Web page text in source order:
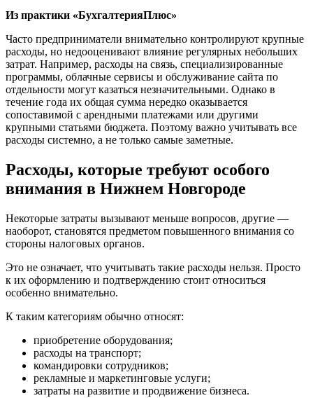
Из практики «БухгалтерияПлюс»
Часто предприниматели внимательно контролируют крупные
расходы, но недооценивают влияние регулярных небольших
затрат. Например, расходы на связь, специализированные
программы, облачные сервисы и обслуживание сайта по
отдельности могут казаться незначительными. Однако в
течение года их общая сумма нередко оказывается
сопоставимой с арендными платежами или другими
крупными статьями бюджета. Поэтому важно учитывать все
расходы системно, а не только самые заметные.
Расходы, которые требуют особого
внимания в Нижнем Новгороде
Некоторые затраты вызывают меньше вопросов, другие —
наоборот, становятся предметом повышенного внимания со
стороны налоговых органов.
Это не означает, что учитывать такие расходы нельзя. Просто
к их оформлению и подтверждению стоит относиться
особенно внимательно.
К таким категориям обычно относят:
приобретение оборудования;
расходы на транспорт;
командировки сотрудников;
рекламные и маркетинговые услуги;
затраты на развитие и продвижение бизнеса.